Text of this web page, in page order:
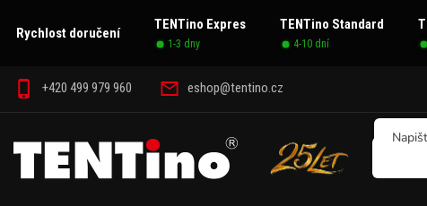
Rychlost doručení
TENTino Expres TENTino Standard
1-3 dny 4-10 dní
+420 499 979 960 eshop@tentino.cz